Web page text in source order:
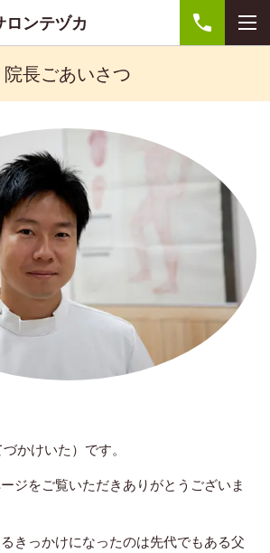
ロンテヅカ
院長ごあいさつ
かけいた）です。
ジをご覧いただきありがとうございま
きっかけになったのは先代でもある父